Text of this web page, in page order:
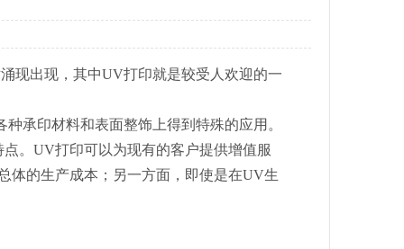
现出现，其中UV打印就是较受人欢迎的一
承印材料和表面整饰上得到特殊的应用。
。UV打印可以为现有的客户提供增值服
体的生产成本；另一方面，即使是在UV生